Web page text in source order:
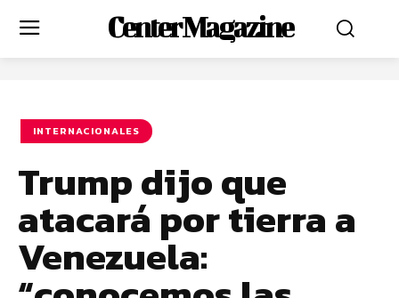
Center Magazine
INTERNACIONALES
Trump dijo que
atacará por tierra a
Venezuela: